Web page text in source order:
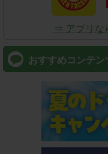
⇒ アプリな
おすすめコンテン